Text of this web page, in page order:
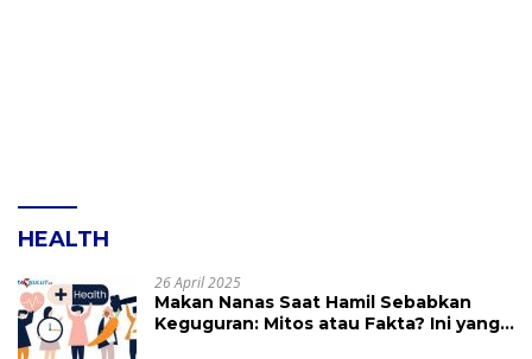
HEALTH
26 April 2025
Makan Nanas Saat Hamil Sebabkan
Keguguran: Mitos atau Fakta? Ini yang